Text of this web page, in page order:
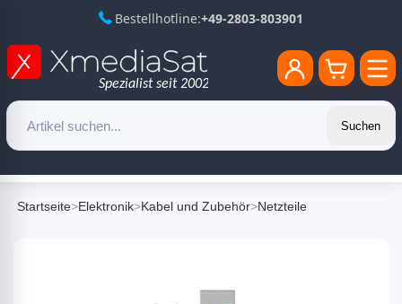
Bestellhotline:+49-2803-803901
Suchen
Startseite>Elektronik>Kabel und Zubehör>Netzteile